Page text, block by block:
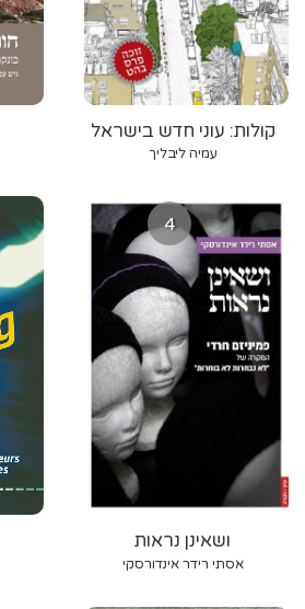
קולות: עוני חדש בישראל
עמיה ליבליך
4
ושאינן נראות
אסתי רידר אינדורסקי